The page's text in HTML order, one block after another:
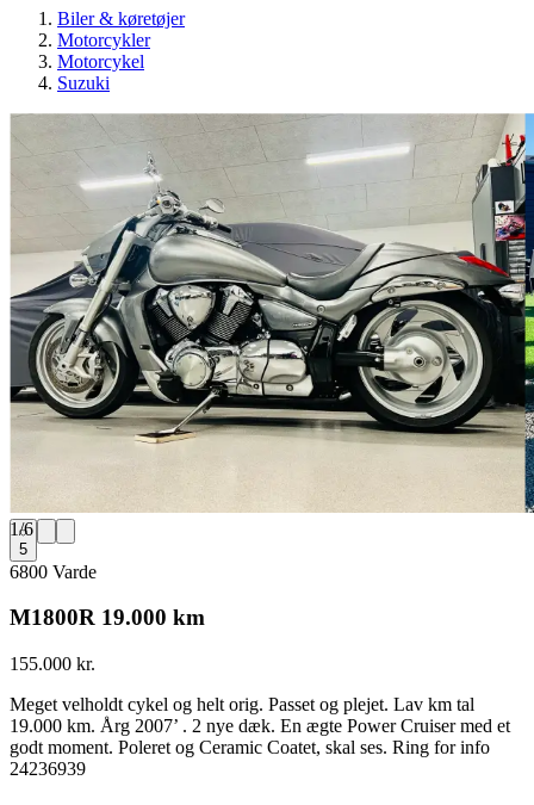
Biler & køretøjer
Motorcykler
Motorcykel
Suzuki
1/6
5
6800 Varde
M1800R 19.000 km
155.000 kr.
Meget velholdt cykel og helt orig. Passet og plejet. Lav km tal
19.000 km. Årg 2007’ . 2 nye dæk. En ægte Power Cruiser med et
godt moment. Poleret og Ceramic Coatet, skal ses. Ring for info
24236939